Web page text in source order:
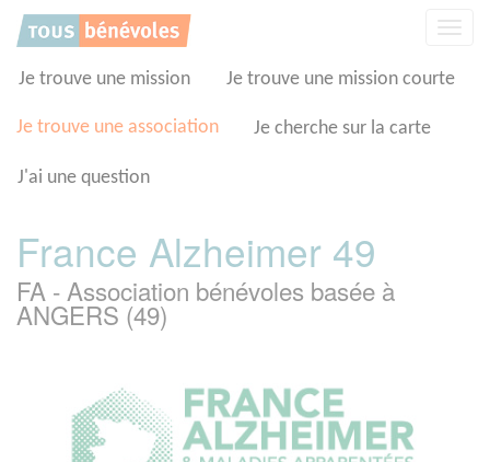
Je trouve une mission Je trouve une mission courte
Je trouve une association Je cherche sur la carte
J'ai une question
France Alzheimer 49
FA - Association bénévoles basée à
ANGERS (49)
Panneau de gestion des cookies